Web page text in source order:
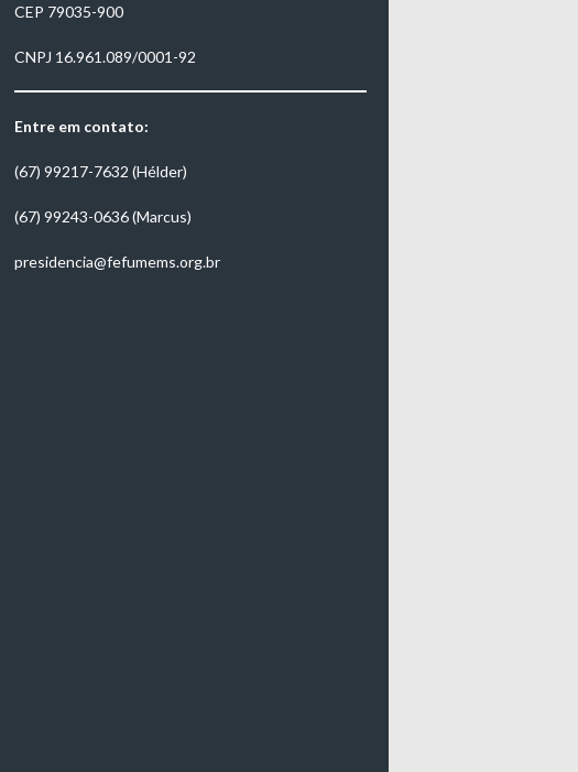
CEP 79035-900
CNPJ 16.961.089/0001-92
Entre em contato:
(67) 99217-7632 (Hélder)
(67) 99243-0636 (Marcus)
presidencia@fefumems.org.br